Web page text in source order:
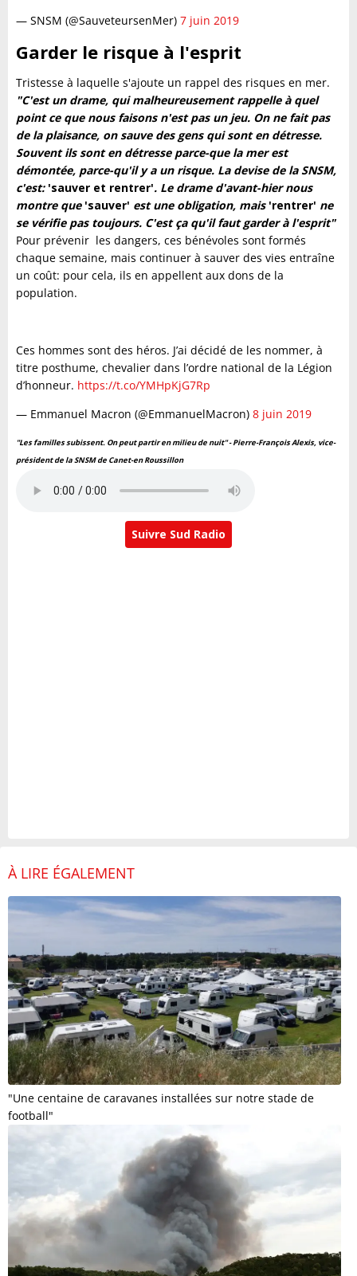
— SNSM (@SauveteursenMer) 7 juin 2019
Garder le risque à l'esprit
Tristesse à laquelle s'ajoute un rappel des risques en mer.
"C'est un drame, qui malheureusement rappelle à quel
point ce que nous faisons n'est pas un jeu. On ne fait pas
de la plaisance, on sauve des gens qui sont en détresse.
Souvent ils sont en détresse parce-que la mer est
démontée, parce-qu'il y a un risque. La devise de la SNSM,
c'est: 'sauver et rentrer'. Le drame d'avant-hier nous
montre que 'sauver' est une obligation, mais 'rentrer' ne
se vérifie pas toujours. C'est ça qu'il faut garder à l'esprit"
Pour prévenir les dangers, ces bénévoles sont formés
chaque semaine, mais continuer à sauver des vies entraîne
un coût: pour cela, ils en appellent aux dons de la
population.
Ces hommes sont des héros. J’ai décidé de les nommer, à
titre posthume, chevalier dans l’ordre national de la Légion
d’honneur. https://t.co/YMHpKjG7Rp
— Emmanuel Macron (@EmmanuelMacron) 8 juin 2019
"Les familles subissent. On peut partir en milieu de nuit" - Pierre-François Alexis, vice-
président de la SNSM de Canet-en Roussillon
Suivre Sud Radio
À LIRE ÉGALEMENT
"Une centaine de caravanes installées sur notre stade de
football"